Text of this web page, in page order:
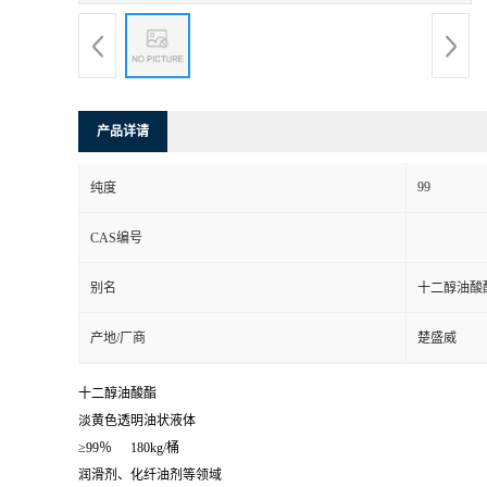
产品详请
纯度 99
CAS编号
别名 十二醇油酸
产地/厂商 楚盛威
十二醇油酸酯
淡黄色透明油状液体
≥99％
180kg/桶
润滑剂、化纤油剂等领域